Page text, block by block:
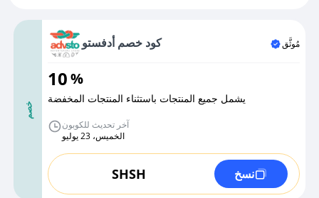
خصم
كود خصم أدفستو مُوثَّق
10%
يشمل جميع المنتجات باستثناء المنتجات المخفضة
آخر تحديث للكوبون
الخميس، 23 يوليو
SHSH نسخ